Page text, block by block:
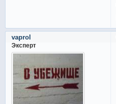
vaprol
Эксперт